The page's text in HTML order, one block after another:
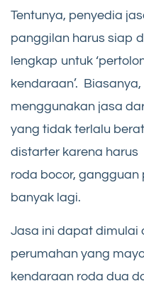
Tentunya, penyedia
panggilan harus siap
lengkap untuk
kendaraan’.
menggunakan jasa
yang tidak terlalu
distarter karena
roda bocor,
banyak lagi.
Jasa ini dapat dimulai
perumahan yang
kendaraan roda dua